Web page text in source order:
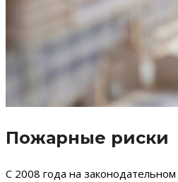
Пожарные риски
С 2008 года на